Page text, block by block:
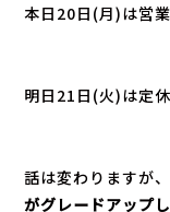
本日20日(月)は営
明日21日(火)は定
話は変わりますが
がグレードアップ